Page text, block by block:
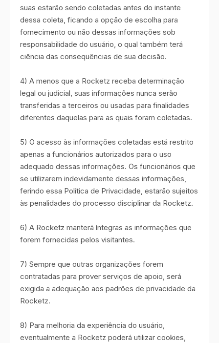
suas estarão sendo coletadas antes do instante
dessa coleta, ficando a opção de escolha para
fornecimento ou não dessas informações sob
responsabilidade do usuário, o qual também terá
ciência das conseqüências de sua decisão.
4) A menos que a Rocketz receba determinação
legal ou judicial, suas informações nunca serão
transferidas a terceiros ou usadas para finalidades
diferentes daquelas para as quais foram coletadas.
5) O acesso às informações coletadas está restrito
apenas a funcionários autorizados para o uso
adequado dessas informações. Os funcionários que
se utilizarem indevidamente dessas informações,
ferindo essa Política de Privacidade, estarão sujeitos
às penalidades do processo disciplinar da Rocketz.
6) A Rocketz manterá íntegras as informações que
forem fornecidas pelos visitantes.
7) Sempre que outras organizações forem
contratadas para prover serviços de apoio, será
exigida a adequação aos padrões de privacidade da
Rocketz.
8) Para melhoria da experiência do usuário,
eventualmente a Rocketz poderá utilizar cookies,